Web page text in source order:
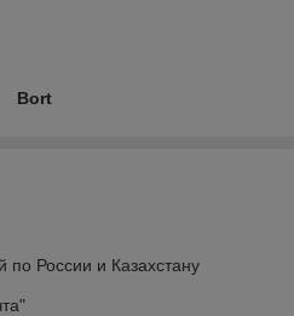
Bort
по России и Казахстану